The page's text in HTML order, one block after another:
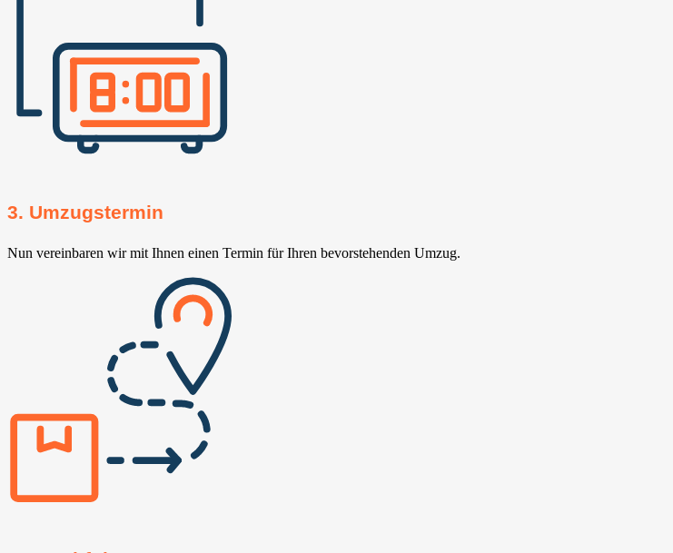
3. Umzugstermin
Nun vereinbaren wir mit Ihnen einen Termin für Ihren bevorstehenden Umzug.